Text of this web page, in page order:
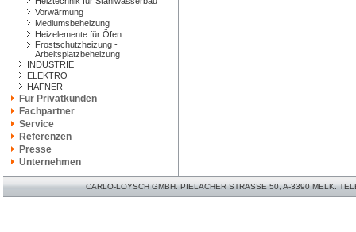
Vorwärmung
Mediumsbeheizung
Heizelemente für Öfen
Frostschutzheizung -
Arbeitsplatzbeheizung
INDUSTRIE
ELEKTRO
HAFNER
Für Privatkunden
Fachpartner
Service
Referenzen
Presse
Unternehmen
CARLO-LOYSCH GMBH. PIELACHER STRASSE 50, A-3390 MELK.